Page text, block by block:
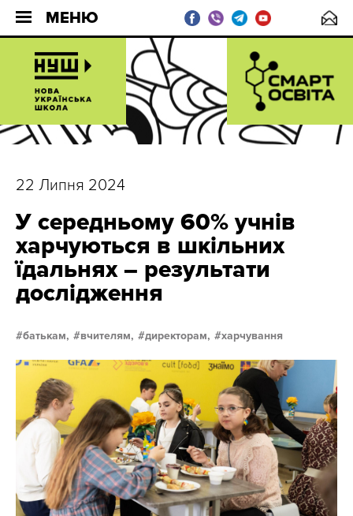
МЕНЮ
22 Липня 2024
У середньому 60% учнів
харчуються в шкільних
їдальнях – результати
дослідження
батькам, вчителям, директорам, харчування